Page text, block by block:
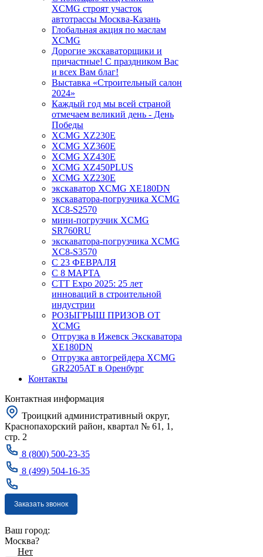
XCMG строят участок
автотрассы Москва-Казань
Глобальная акция по маслам
XCMG
Дорогие экскаваторщики и
причастные! С праздником Вас
и всех Вам благ!
Выставка «Строительный салон
2024»
Каждый год мы всей страной
отмечаем великий день - День
Победы
XCMG XZ230E
XCMG XZ360E
XCMG XZ430E
XCMG XZ450PLUS
XCMG XZ230E
экскаватор XCMG XE180DN
экскаватора-погрузчика XCMG
XC8-S2570
мини-погрузчик XCMG
SR760RU
экскаватора-погрузчика XCMG
XC8-S3570
С 23 ФЕВРАЛЯ
С 8 МАРТА
CTT Expo 2025: 25 лет
инноваций в строительной
индустрии
РОЗЫГРЫШ ПРИЗОВ ОТ
XCMG
Отгрузка в Ижевск Экскаватора
XE180DN
Отгрузка автогрейдера XCMG
GR2205AT в Оренбург
Контакты
Контактная информация
Троицкий административный округ,
Краснопахорский район, квартал № 61, 1,
стр. 2
8 (800) 500-23-35
8 (499) 504-16-35
Заказать звонок
Ваш город:
Москва?
Нет